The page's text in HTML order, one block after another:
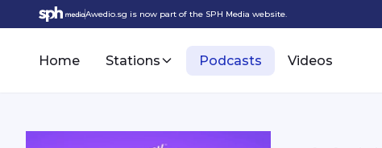
Awedio.sg is now part of the SPH Media website.
Home Stations Podcasts Videos